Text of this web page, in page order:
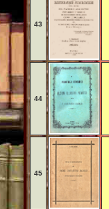
43
44
45